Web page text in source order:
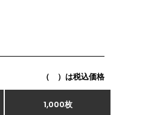
（ ）は税込価格
1,000枚